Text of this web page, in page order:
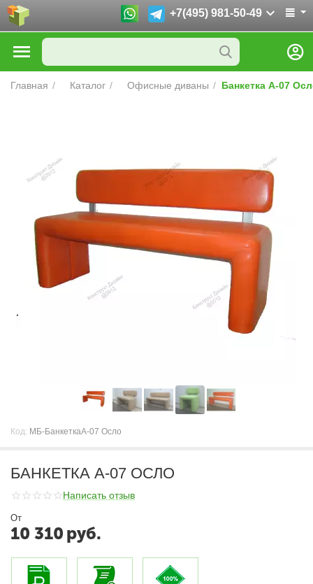
+7(495) 981-50-49
Главная / Каталог / Офисные диваны / Банкетка А-07
Код: МБ-БанкеткаА-07 Осло
БАНКЕТКА А-07 ОСЛО
Написать отзыв
От
10 310 руб.